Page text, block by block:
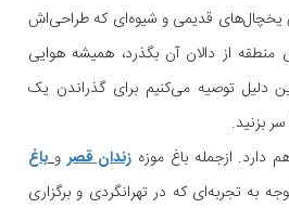
یخچال‌های قدیمی و شیوه‌ای که طراحی‌اش
منطقه از دالان آن بگذرد، همیشه هوایی
توصیه می‌کنیم برای گذراندن یک
بزنید.
دارد. ازجمله باغ موزه زندان قصرو باغ
به تجربه‌ای که در تهرانگردی و برگزاری